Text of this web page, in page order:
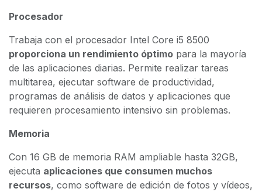
Procesador
Trabaja con el procesador Intel Core i5 8500
proporciona un rendimiento óptimo para la mayoría
de las aplicaciones diarias. Permite realizar tareas
multitarea, ejecutar software de productividad,
programas de análisis de datos y aplicaciones que
requieren procesamiento intensivo sin problemas.
Memoria
Con 16 GB de memoria RAM ampliable hasta 32GB,
ejecuta aplicaciones que consumen muchos
recursos, como software de edición de fotos y vídeos,